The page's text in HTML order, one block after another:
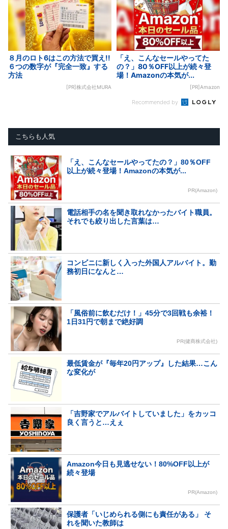
８月のロト6はこの方法で買え!!
６つの数字が『完全一致』する
方法
[PR]株式会社MURA
「え、こんなセールやってた
の？」80％OFF以上が続々登
場！Amazonの本気が...
[PR]Amazon
Recommended by
こちらも人気
「え、こんなセールやってたの？」80％OFF
以上が続々登場！Amazonの本気が...
PR(Amazon)
電話相手の名を聞き取れなかったバイト職員。
それでも絞り出した言葉は…
コンビニに新しく入った外国人アルバイト。勤
務初日になんと…
「風俗前に飲むだけ！」45分で3回戦も余裕！
1日31円で朝まで絶好調
PR(健商株式会社)
最低賃金が『毎年20円アップ』した結果…こん
な変化が
「吉野家でアルバイトしていました」をカッコ
良く言うと…えぇ
Amazon今日も見逃せない！80%OFF以上が
続々登場
PR(Amazon)
保護者「いじめられる側にも責任がある」 そ
れを聞いた教師は